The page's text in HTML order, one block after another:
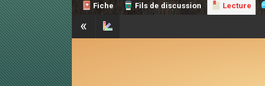
Fiche Fils de discussion Lecture
«